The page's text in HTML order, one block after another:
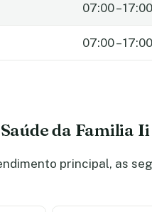
07:00 – 17:00
07:00 – 17:00
da Familia Ii
principal, as